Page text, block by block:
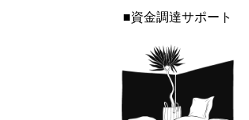
■資金調達サポート